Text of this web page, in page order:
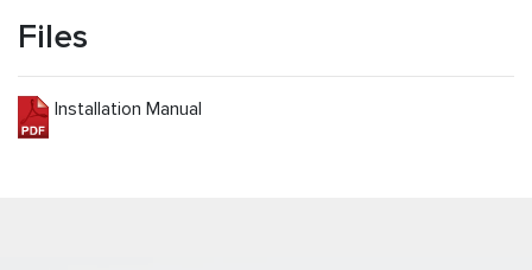
Files
Installation Manual